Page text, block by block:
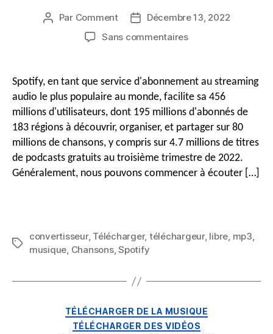
Auteur
Par Comment
DateDécembre 13, 2022
Sans commentairessur
des
chansons
sur
Spotify
gratuitement
avec
Spotify
Music
Spotify, en tant que service d'abonnement au streaming
audio le plus populaire au monde, facilite sa 456
millions d'utilisateurs, dont 195 millions d'abonnés de
183 régions à découvrir, organiser, et partager sur 80
millions de chansons, y compris sur 4.7 millions de titres
de podcasts gratuits au troisième trimestre de 2022.
Généralement, nous pouvons commencer à écouter […]
Mots
convertisseur, Télécharger, téléchargeur, libre, mp3,
musique, Chansons,Spotify
Catégories
TÉLÉCHARGER DE LA MUSIQUE
TÉLÉCHARGER DES VIDÉOS